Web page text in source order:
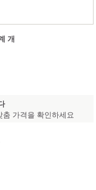
개
춤 가격을 확인하세요